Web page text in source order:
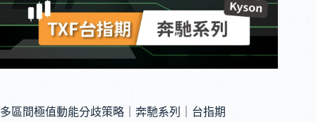
多區間極值動能分歧策略｜奔馳系列｜台指期